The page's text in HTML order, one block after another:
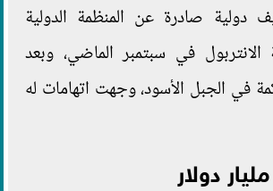
دولية صادرة عن المنظمة الدولية
الانتربول في سبتمبر الماضي، وبعد
في الجبل الأسود، وجهت اتهامات له